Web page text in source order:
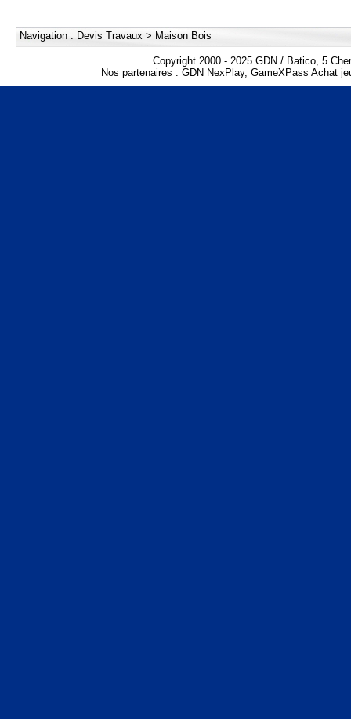
Navigation : Devis Travaux > Maison Bois
Copyright 2000 - 2025 GDN / Batico, 5
Nos partenaires : GDN NexPlay, GameXPass Achat